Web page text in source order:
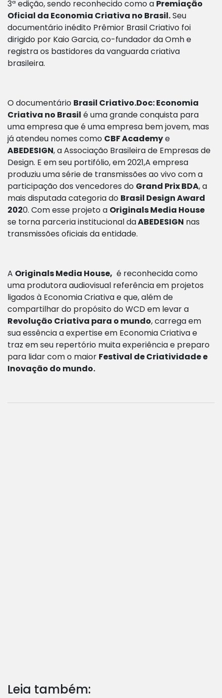
3ª edição,sendo reconhecidocomo a Premiação
Oficial da Economia Criativa no Brasil.Seu
documentário inédito Prêmior Brasil Criativo foi
dirigido por Kaio Garcia, co-fundador da Omh e
registra os bastidores da vanguarda criativa
brasileira.
O documentário Brasil Criativo.Doc: Economia
Criativa no Brasil éuma grande conquista para
uma empresa que éuma empresa bem jovem, mas
já atendeu nomes como CBF Academye
ABEDESIGN, a Associação Brasileira de Empresas de
Design. E em seu portifólio, em 2021,A empresa
produziu uma série de transmissões ao vivo com a
participação dos vencedores do Grand Prix BDA, a
mais disputada categoria do Brasil Design Award
2020. Com esse projeto a Originals Media House
se torna parceria institucional daABEDESIGN nas
transmissões oficiais da entidade.
A Originals Media House, é reconhecida como
uma produtora audiovisual referência em projetos
ligados à Economia Criativa e que, além de
compartilhar do propósito do WCD em levar a
Revolução Criativa para o mundo, carrega em
sua essência a expertise em Economia Criativa e
traz em seu repertório muita experiência e preparo
para lidar com o maior Festival de Criatividade e
Inovação do mundo.
Leia também: